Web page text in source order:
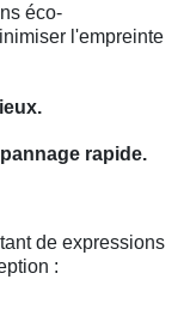
éco-
l'empreinte
rapide.
de expressions
: